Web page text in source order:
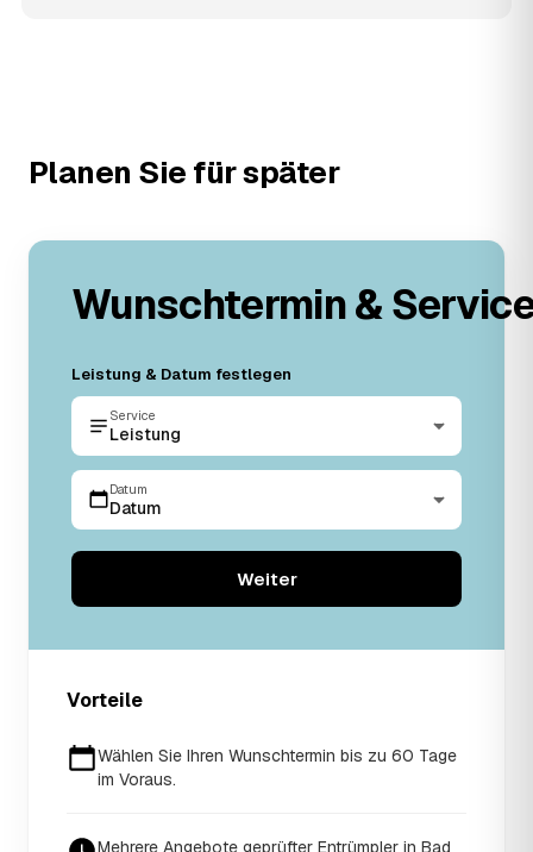
Planen Sie für später
Wunschtermin &
Leistung & Datum festlegen
Service
Leistung
Datum
Datum
Weiter
Vorteile
Wählen Sie Ihren Wunschtermin bis zu 60 Tage
im Voraus.
Mehrere Angebote geprüfter Entrümpler in Bad